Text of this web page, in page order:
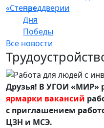
«Стена»преддверии
Дня
Победы
Все новости
Друзья! В УГОИ «МИР»
ярмарки вакансий
с приглашением
ЦЗН и МСЭ.